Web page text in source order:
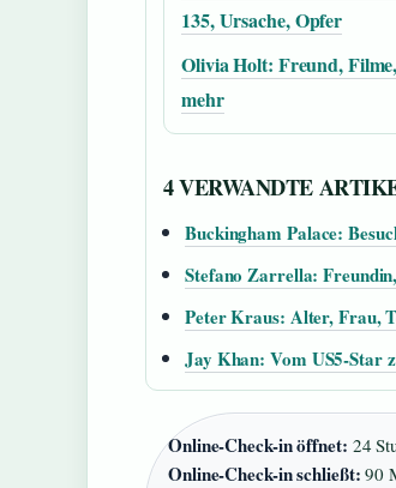
135, Ursache, Opfer
Olivia Holt: Freund,
mehr
4 VERWANDTE
Buckingham Palace:
Stefano Zarrella:
Peter Kraus: Alter, Frau,
Jay Khan: Vom US5-Star
Online-Check-in öffnet: 24
Online-Check-in schließt: 90